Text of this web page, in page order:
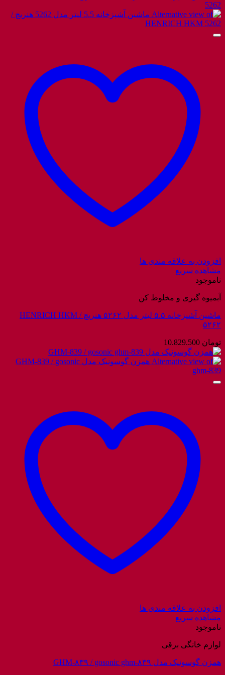
افزودن به علاقه مندی ها
مشاهده سریع
ناموجود
آبمیوه گیری و مخلوط کن
ماشین آشپزخانه ۵.۵ لیتر مدل ۵۲۶۲ هنریچ / HENRICH HKM
۵۲۶۲
تومان
افزودن به علاقه مندی ها
مشاهده سریع
ناموجود
لوازم خانگی برقی
همزن گوسونیک مدل GHM-۸۳۹ / gosonic ghm-۸۳۹